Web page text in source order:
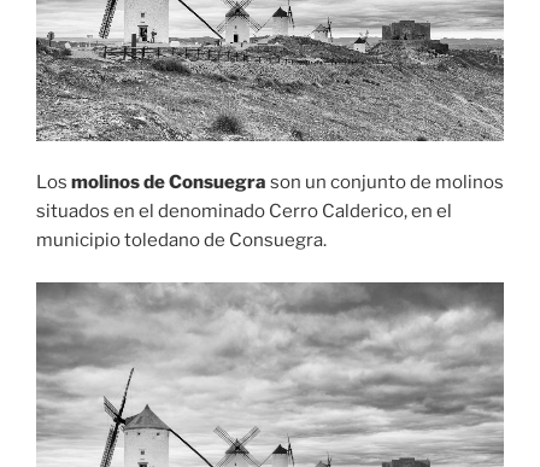
Los molinos de Consuegra son un conjunto de molinos
situados en el denominado Cerro Calderico, en el
municipio toledano de Consuegra.